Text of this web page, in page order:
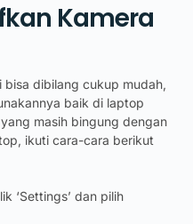
Kamera
dibilang cukup mudah,
baik di laptop
masih bingung dengan
ikuti cara-cara berikut
‘Settings’ dan pilih